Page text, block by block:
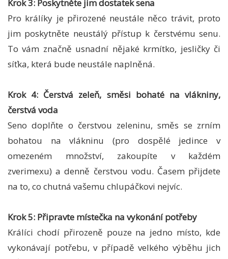
Krok 3: Poskytněte jim dostatek sena
Pro králíky je přirozené neustále něco trávit, proto
jim poskytněte neustálý přístup k čerstvému senu.
To vám značně usnadní nějaké krmítko, jesličky či
síťka, která bude neustále naplněná.
Krok 4: Čerstvá zeleň, směsi bohaté na vlákniny,
čerstvá voda
Seno doplňte o čerstvou zeleninu, směs se zrním
bohatou na vlákninu (pro dospělé jedince v
omezeném množství, zakoupíte v každém
zverimexu) a denně čerstvou vodu. Časem přijdete
na to, co chutná vašemu chlupáčkovi nejvíc.
Krok 5: Připravte místečka na vykonání potřeby
Králíci chodí přirozeně pouze na jedno místo, kde
vykonávají potřebu, v případě velkého výběhu jich